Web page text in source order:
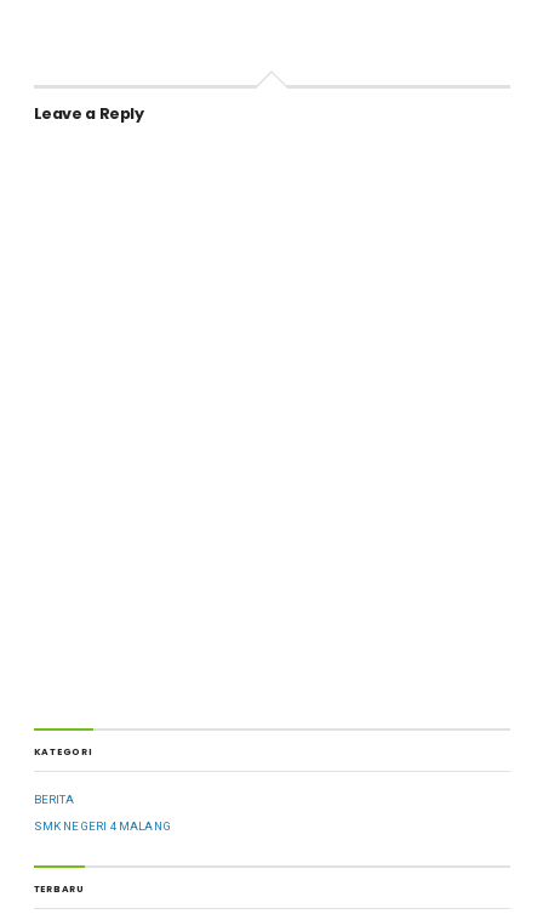
Leave a Reply
KATEGORI
BERITA
SMK NEGERI 4 MALANG
TERBARU